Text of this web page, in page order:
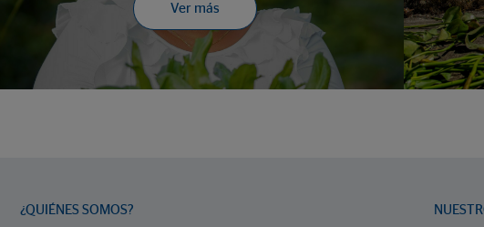
Ver más
¿QUIÉNES SOMOS?